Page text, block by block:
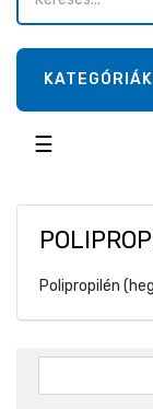
KATEGÓRIÁK
Toggle
☰
Polipropilén